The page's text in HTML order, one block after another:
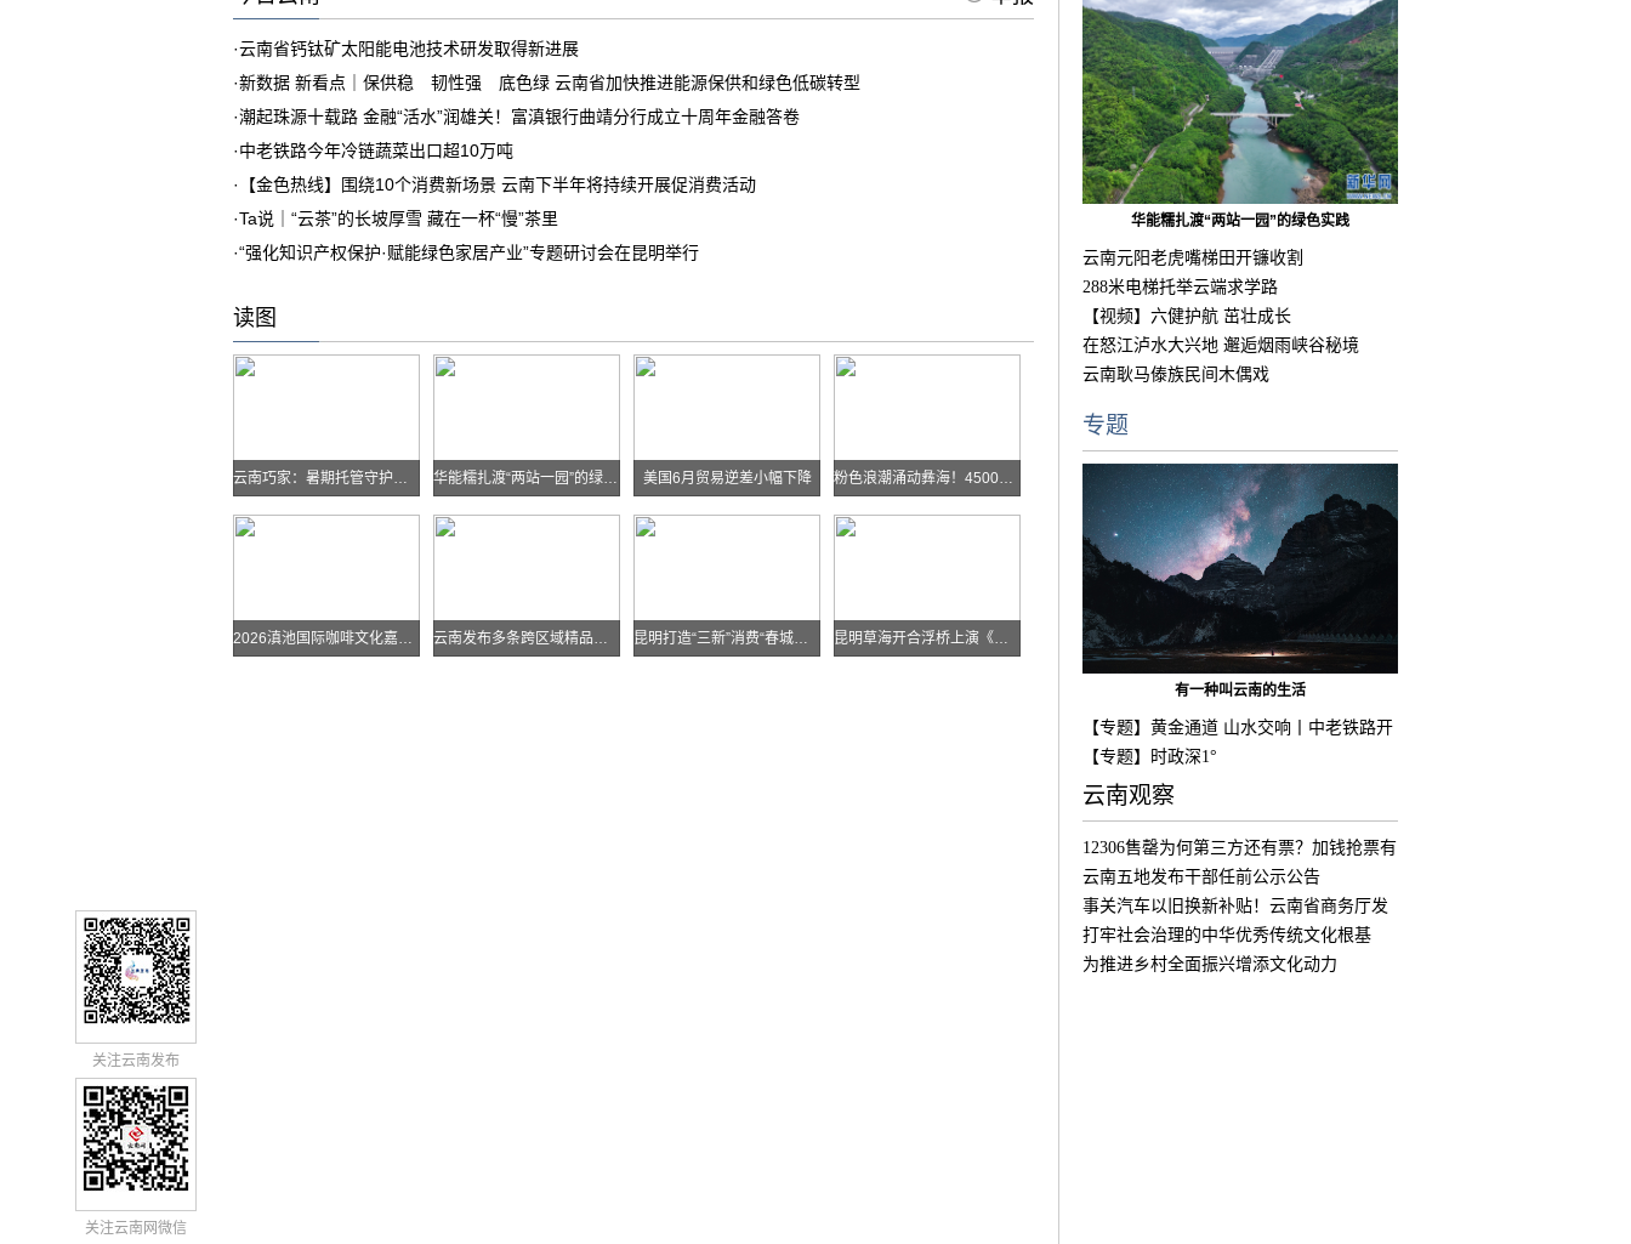
·云南省钙钛矿太阳能电池技术研发取得新进展
·新数据 新看点｜保供稳 韧性强 底色绿 云南省加快推进能源保供和绿色低碳转型
·潮起珠源十载路 金融“活水”润雄关！富滇银行曲靖分行成立十周年金融答卷
·中老铁路今年冷链蔬菜出口超10万吨
·
【金色热线】围绕10个消费新场景 云南下半年将持续开展促消费活动
·Ta说｜“云茶”的长坡厚雪 藏在一杯“慢”茶里
·“强化知识产权保护·赋能绿色家居产业”专题研讨会在昆明举行
读图
云南巧家：暑期托管守护孩子快乐假期 华能糯扎渡“两站一园”的绿色实践 美国6月贸易逆差小幅下降 粉色浪潮涌动彝海！4500余名跑者乐跑楚雄喜迎火把节
2026滇池国际咖啡文化嘉年华怎么去？最全交通攻略戳进来→ 云南发布多条跨区域精品自驾线路 昆明打造“三新”消费“春城样板” 昆明草海开合浮桥上演《目瑙纵歌》刀舞
华能糯扎渡“两站一园”的绿色实践
云南元阳老虎嘴梯田开镰收割
288米电梯托举云端求学路
【视频】六健护航 茁壮成长
在怒江泸水大兴地 邂逅烟雨峡谷秘境
云南耿马傣族民间木偶戏
专题
有一种叫云南的生活
【专题】黄金通道 山水交响丨中老铁路开
通
【专题】时政深1°
云南观察
12306售罄为何第三方还有票？加钱抢票有
用
云南五地发布干部任前公示公告
事关汽车以旧换新补贴！云南省商务厅发
布公
打牢社会治理的中华优秀传统文化根基
为推进乡村全面振兴增添文化动力
关注云南发布
关注云南网微信